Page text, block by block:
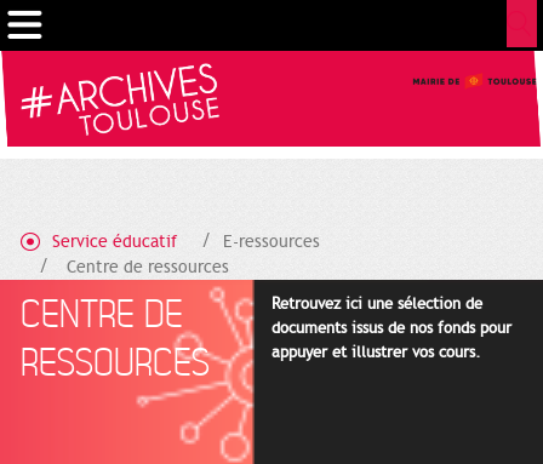
Service éducatif
E-ressources
Centre de ressources
CENTRE DE
RESSOURCES
Retrouvez ici une sélection de
documents issus de nos fonds pour
appuyer et illustrer vos cours.
Cookies management panel